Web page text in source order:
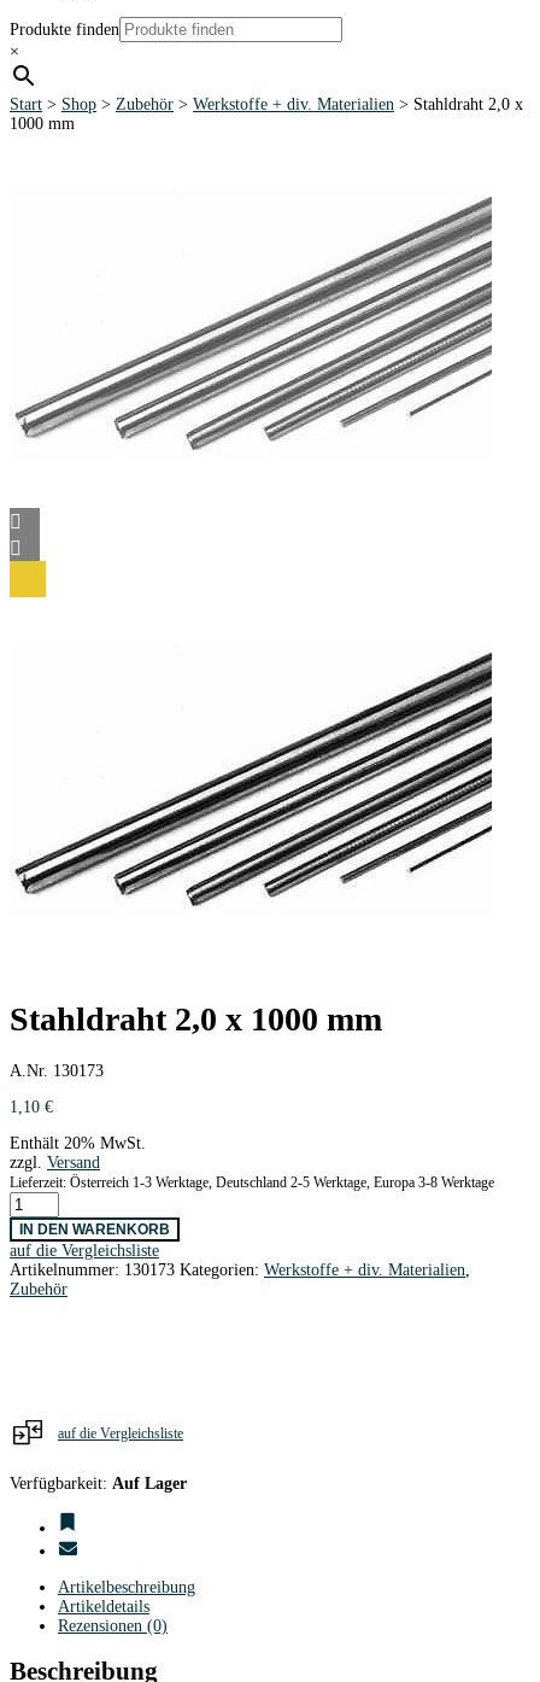
Produkte finden
×
Start > Shop > Zubehör > Werkstoffe + div. Materialien > Stahldraht 2,0 x
1000 mm
Stahldraht 2,0 x 1000 mm
A.Nr. 130173
1,10 €
Enthält 20% MwSt.
zzgl. Versand
Lieferzeit: Österreich 1-3 Werktage, Deutschland 2-5 Werktage, Europa 3-8 Werktage
Stahldraht
2,0
x
1000
mm
Menge
IN DEN WARENKORB
auf die Vergleichsliste
Artikelnummer: 130173 Kategorien: Werkstoffe + div. Materialien
Zubehör
auf die Vergleichsliste
Verfügbarkeit: Auf Lager
Artikelbeschreibung
Artikeldetails
Rezensionen (0)
Beschreibung